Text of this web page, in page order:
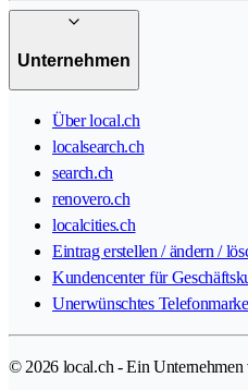
Unternehmen
Über local.ch
localsearch.ch
search.ch
renovero.ch
localcities.ch
Eintrag erstellen / ändern /
Kundencenter für
Unerwünschtes
© 2026 local.ch - Ein Unternehmen